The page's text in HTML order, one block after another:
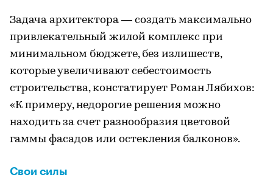
Задача архитектора — создать максимально
привлекательный жилой комплекс при
минимальном бюджете, без излишеств,
которые увеличивают себестоимость
строительства, констатирует Роман Лябихов:
«К примеру, недорогие решения можно
находить за счет разнообразия цветовой
гаммы фасадов или остекления балконов».
Свои силы